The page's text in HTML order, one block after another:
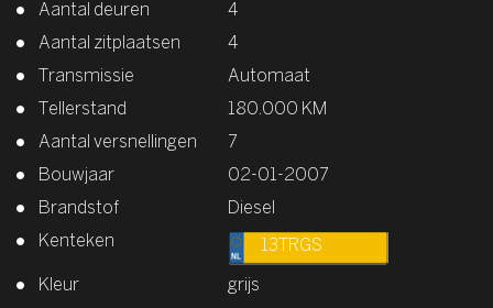
Aantal deuren
4
Aantal zitplaatsen
4
Transmissie
Automaat
Tellerstand
180.000 KM
Aantal versnellingen
7
Bouwjaar
02-01-2007
Brandstof
Diesel
Kenteken
13TRGS
Kleur
grijs